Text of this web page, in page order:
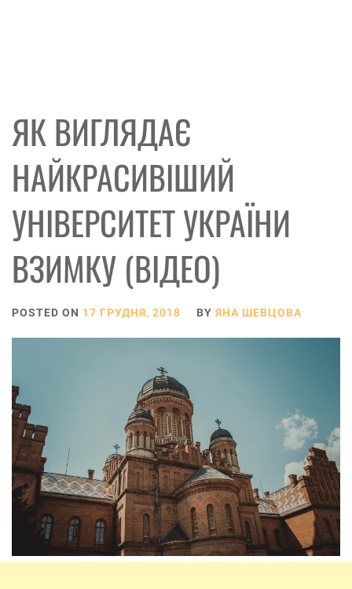
ЯК ВИГЛЯДАЄ
НАЙКРАСИВІШИЙ
УНІВЕРСИТЕТ УКРАЇНИ
ВЗИМКУ (ВІДЕО)
POSTED ON 17 ГРУДНЯ, 2018 BY ЯНА ШЕВЦОВА